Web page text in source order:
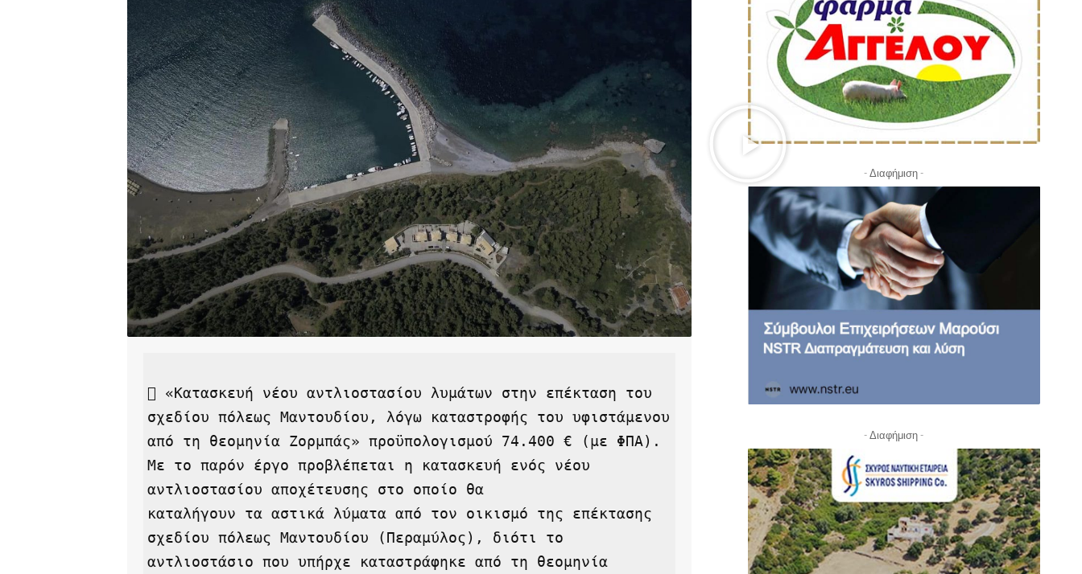
 «Κατασκευή νέου αντλιοστασίου λυμάτων στην επέκταση του
σχεδίου πόλεως Μαντουδίου, λόγω καταστροφής του υφιστάμενου
από τη θεομηνία Ζορμπάς» προϋπολογισμού 74.400 € (με ΦΠΑ).
Με το παρόν έργο προβλέπεται η κατασκευή ενός νέου
αντλιοστασίου αποχέτευσης στο οποίο θα
καταλήγουν τα αστικά λύματα από τον οικισμό της επέκτασης
σχεδίου πόλεως Μαντουδίου (Περαμύλος), διότι το
αντλιοστάσιο που υπήρχε καταστράφηκε από τη θεομηνία
- Διαφήμιση -
- Διαφήμιση -